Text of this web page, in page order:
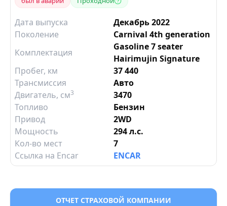
Дата выпуска
Декабрь 2022
Поколение
Carnival 4th generation
Комплектация
Gasoline 7 seater
Hairimujin Signature
Пробег, км
37 440
Трансмиссия
Авто
Двигатель, см3
3470
Топливо
Бензин
Привод
2WD
Мощность
294 л.с.
Кол-во мест
7
Ссылка на Encar
ENCAR
ОТЧЕТ СТРАХОВОЙ КОМПАНИИ